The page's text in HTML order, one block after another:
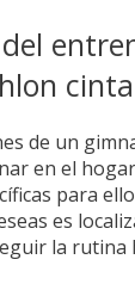
de un
en el
para
es
la rutina